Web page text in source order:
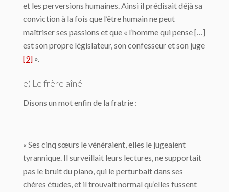
et les perversions humaines. Ainsi il prédisait déjà sa
conviction à la fois que l’être humain ne peut
maîtriser ses passions et que « l’homme qui pense […]
est son propre législateur, son confesseur et son juge
[9] ».
e) Le frère aîné
Disons un mot enfin de la fratrie :
« Ses cinq sœurs le vénéraient, elles le jugeaient
tyrannique. Il surveillait leurs lectures, ne supportait
pas le bruit du piano, qui le perturbait dans ses
chères études, et il trouvait normal qu’elles fussent